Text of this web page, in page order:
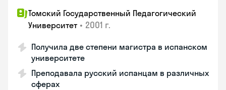
Томский Государственный Педагогический
Университет • 2001 г.
Получила две степени магистра в испанском
университете
Преподавала русский испанцам в различных
сферах